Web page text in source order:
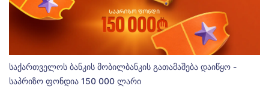
საქართველოს ბანკის მობილბანკის გათამაშება დაიწყო -
საპრიზო ფონდია 150 000 ლარი